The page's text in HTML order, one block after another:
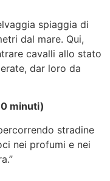
spiaggia di
dal mare. Qui,
cavalli allo stato
dar loro da
minuti)
stradine
nei profumi e nei